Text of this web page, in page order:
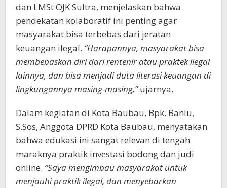
dan LMSt OJK Sultra, menjelaskan bahwa
pendekatan kolaboratif ini penting agar
masyarakat bisa terbebas dari jeratan
keuangan ilegal. “Harapannya, masyarakat bisa
membebaskan diri dari rentenir atau praktek ilegal
lainnya, dan bisa menjadi duta literasi keuangan di
lingkungannya masing-masing,”ujarnya.
Dalam kegiatan di Kota Baubau, Bpk. Baniu,
S.Sos, Anggota DPRD Kota Baubau, menyatakan
bahwa edukasi ini sangat relevan di tengah
maraknya praktik investasi bodong dan judi
online. “Saya mengimbau masyarakat untuk
menjauhi praktik ilegal, dan menyebarkan